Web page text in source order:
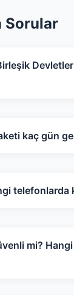
Sorular
kaç gün
telefonlarda
mi?